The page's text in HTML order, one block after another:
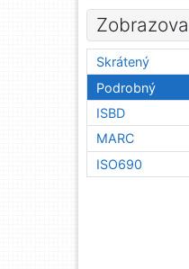
Skrátený
Podrobný
ISBD
MARC
ISO690